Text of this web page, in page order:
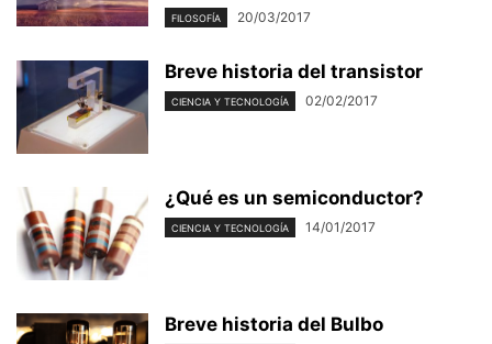
FILOSOFÍA 20/03/2017
Breve historia del transistor
CIENCIA Y TECNOLOGÍA 02/02/2017
¿Qué es un semiconductor?
CIENCIA Y TECNOLOGÍA 14/01/2017
Breve historia del Bulbo